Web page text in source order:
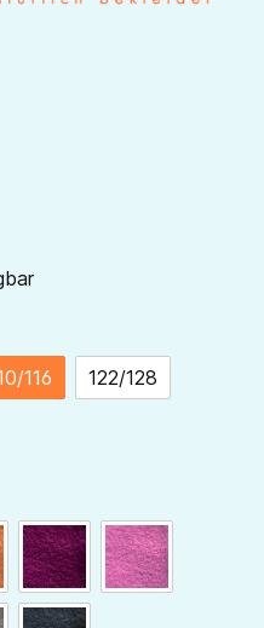
116 122/128
beere himbeer